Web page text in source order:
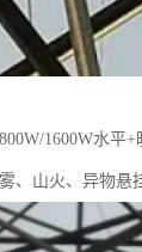
1600W水
山火、异物悬